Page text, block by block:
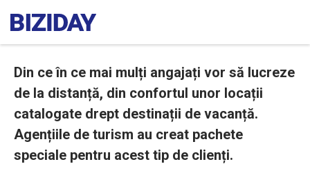
Din ce în ce mai mulți angajați vor să lucreze
de la distanță, din confortul unor locații
catalogate drept destinații de vacanță.
Agențiile de turism au creat pachete
speciale pentru acest tip de clienți.